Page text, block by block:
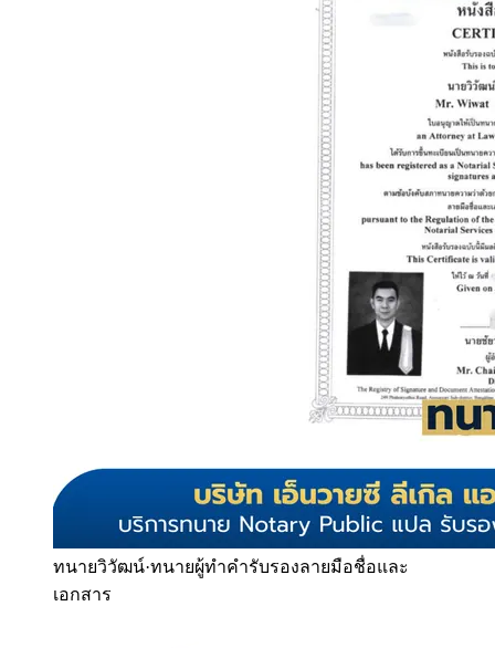
ทนายวิวัฒน์·ทนายผู้ทำคำรับรองลายมือชื่อและ
เอกสาร